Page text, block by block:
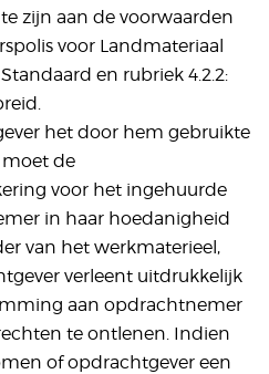
zijn aan de voorwaarden
voor Landmateriaal
en rubriek 4.2.2:
het door hem gebruikte
moet de
voor het ingehuurde
in haar hoedanigheid
van het werkmaterieel,
verleent uitdrukkelijk
aan opdrachtnemer
te ontlenen. Indien
of opdrachtgever een